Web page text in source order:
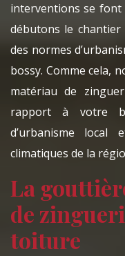
interventions se
débutons le chantier
des normes
bossy. Comme cela,
matériau de
rapport à votre
d’urbanisme
climatiques de la
La
de
toiture